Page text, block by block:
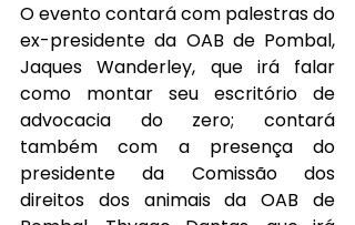
O evento contará com palestras do
ex-presidente da OAB de Pombal,
Jaques Wanderley, que irá falar
como montar seu escritório de
advocacia do zero; contará
também com a presença do
presidente da Comissão dos
direitos dos animais da OAB de